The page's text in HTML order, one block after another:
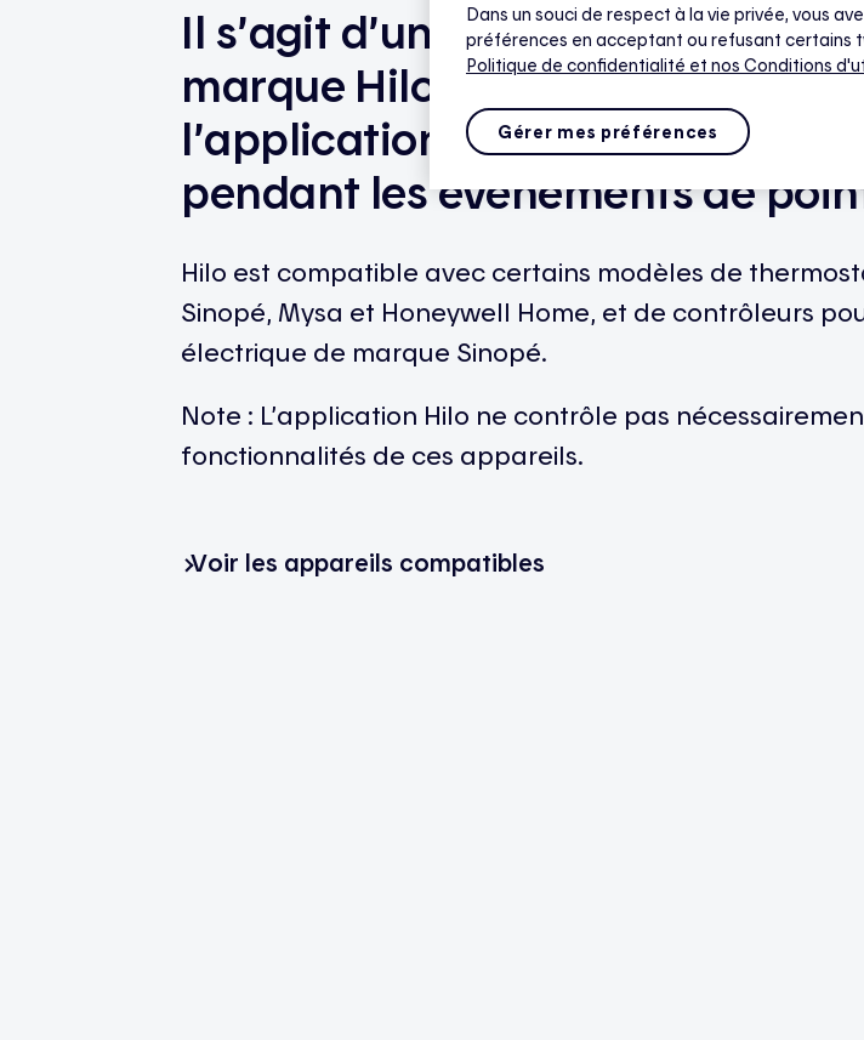
Il s’agit d’un appareil qui n’est
marque Hilo, mais qui peut être
l’application Hilo et être
pendant les événements de
Hilo est compatible avec certains modèles de
Sinopé, Mysa et Honeywell Home, et de contrôleurs
électrique de marque Sinopé.
Note : L’application Hilo ne contrôle pas
fonctionnalités de ces appareils.
Voir les appareils compatibles
Dans un souci de respect à la vie privée, vous
préférences en acceptant ou refusant certains
Politique de confidentialité et nos Conditions
Gérer mes préférences